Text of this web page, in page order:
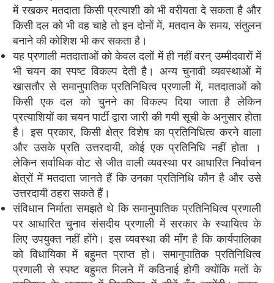
में रखकर मतदाता किसी प्रत्याशी को भी वरीयता दे सकता है और
किसी दल को भी वह चाहे तो इन दोनों में, मतदान के समय, संतुलन
बनाने की कोशिश भी कर सकता है।
यह प्रणाली मतदाताओं को केवल दलों में ही नहीं वरन् उम्मीदवारों में
भी चयन का स्पष्ट विकल्प देती है। अन्य चुनावी व्यवस्थाओं में
खासतौर से समानुपातिक प्रतिनिधित्व प्रणाली में, मतदाताओं को
किसी एक दल को चुनने का विकल्प दिया जाता है लेकिन
प्रत्याशियों का चयन पार्टी द्वारा जारी की गयी सूची के अनुसार होता
है। इस प्रकार, किसी क्षेत्र विशेष का प्रतिनिधित्व करने वाला
और उसके प्रति उत्तरदायी, कोई एक प्रतिनिधि नहीं होता ।
लेकिन सर्वाधिक वोट से जीत वाली व्यवस्था पर आधारित निर्वाचन
क्षेत्रों में मतदाता जानते हैं कि उनका प्रतिनिधि कौन है और उसे
उत्तरदायी ठहरा सकते हैं।
संविधान निर्माता समझते थे कि समानुपातिक प्रतिनिधित्व प्रणाली
पर आधारित चुनाव संसदीय प्रणाली में सरकार के स्थायित्व के
लिए उपयुक्त नहीं होंगे। इस व्यवस्था की माँग है कि कार्यपालिका
को विधायिका में बहुमत प्राप्त हो। समानुपातिक प्रतिनिधित्व
प्रणाली से स्पष्ट बहुमत मिलने में कठिनाई होगी क्योंकि मतों के